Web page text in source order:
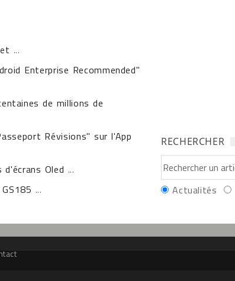
...
Enterprise Recommended"
de millions de
Révisions" sur l'App
Oled ...
...
RECHERCHER
Actualités